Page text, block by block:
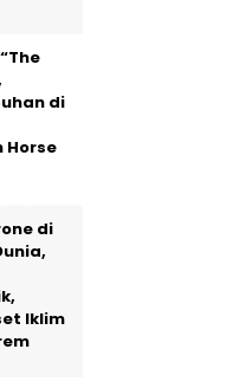
di
Horse
di
Iklim